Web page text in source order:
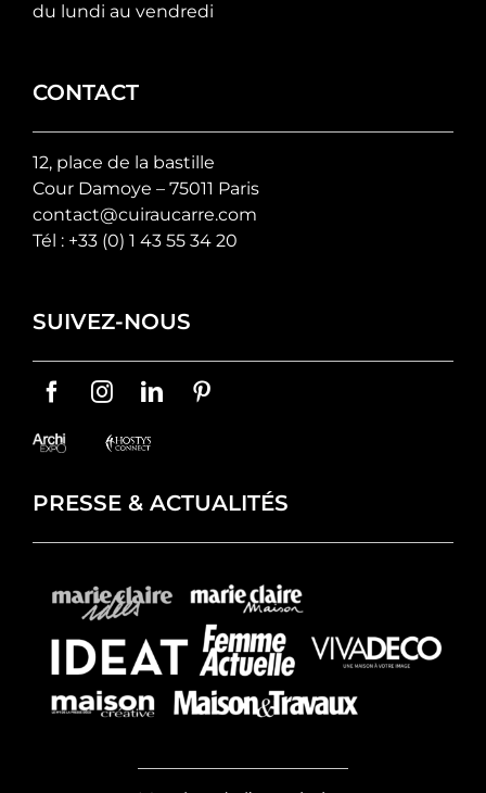
du lundi au vendredi
CONTACT
12, place de la bastille
Cour Damoye – 75011 Paris
contact@cuiraucarre.com
Tél : +33 (0) 1 43 55 34 20
SUIVEZ-NOUS
PRESSE & ACTUALITÉS